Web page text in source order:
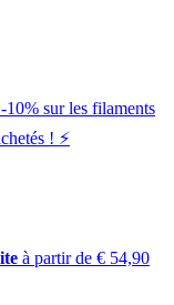
10% sur les filaments
! ⚡️
à partir de € 54,90